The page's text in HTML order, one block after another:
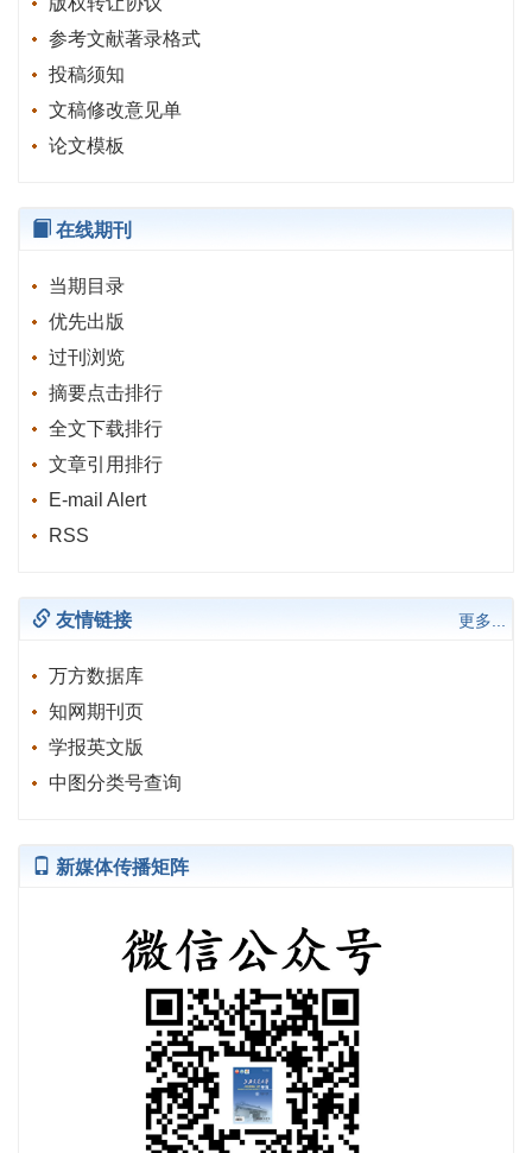
参考文献著录格式
投稿须知
文稿修改意见单
论文模板
在线期刊
当期目录
优先出版
过刊浏览
摘要点击排行
全文下载排行
文章引用排行
E-mail Alert
RSS
友情链接 更多...
万方数据库
知网期刊页
学报英文版
中图分类号查询
新媒体传播矩阵